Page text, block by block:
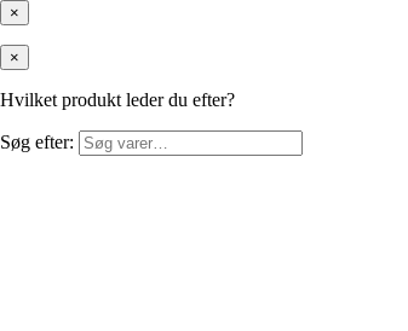
×
×
Hvilket produkt leder du efter?
Søg efter: